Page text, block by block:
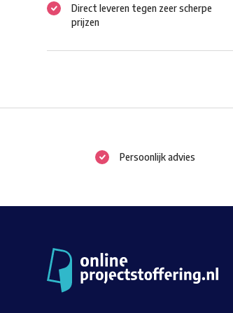
Direct leveren tegen zeer scherpe
prijzen
Persoonlijk advies